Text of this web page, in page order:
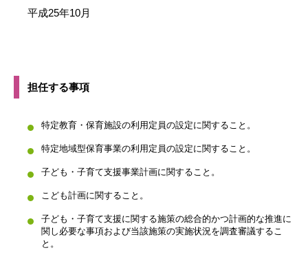
平成25年10月
担任する事項
特定教育・保育施設の利用定員の設定に関すること。
特定地域型保育事業の利用定員の設定に関すること。
子ども・子育て支援事業計画に関すること。
こども計画に関すること。
子ども・子育て支援に関する施策の総合的かつ計画的な推進に
関し必要な事項および当該施策の実施状況を調査審議するこ
と。